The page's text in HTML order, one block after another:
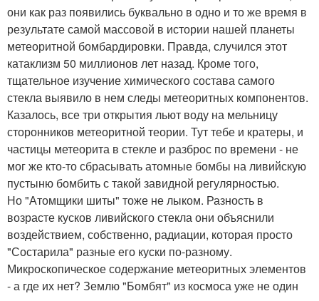
они как раз появились буквально в одно и то же время в
результате самой массовой в истории нашей планеты
метеоритной бомбардировки. Правда, случился этот
катаклизм 50 миллионов лет назад. Кроме того,
тщательное изучение химического состава самого
стекла выявило в нем следы метеоритных компонентов.
Казалось, все три открытия льют воду на мельницу
сторонников метеоритной теории. Тут тебе и кратеры, и
частицы метеорита в стекле и разброс по времени - не
мог же кто-то сбрасывать атомные бомбы на ливийскую
пустыню бомбить с такой завидной регулярностью.
Но "Атомщики шиты" тоже не лыком. Разность в
возрасте кусков ливийского стекла они объяснили
воздействием, собственно, радиации, которая просто
"Состарила" разные его куски по-разному.
Микроскопическое содержание метеоритных элементов
- а где их нет? Землю "Бомбят" из космоса уже не один